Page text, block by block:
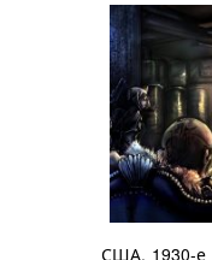
США, 1930-е